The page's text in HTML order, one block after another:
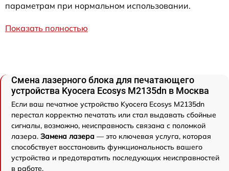
параметрам при нормальном использовании.
Показать полностью
Смена лазерного блока для печатающего
устройства Kyocera Ecosys M2135dn в Москва
Если ваш печатное устройство Kyocera Ecosys M2135dn
перестал корректно печатать или стал выдавать сбойные
сигналы, возможно, неисправность связана с поломкой
лазера. Замена лазера — это ключевая услуга, которая
способствует восстановить функциональность вашего
устройства и предотвратить последующих неисправностей
в работе.